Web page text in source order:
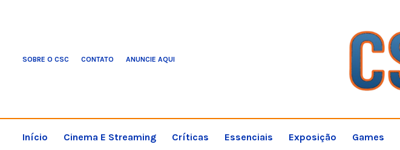
SOBRE O CSC CONTATO ANUNCIE AQUI
Início Cinema E Streaming Críticas Essenciais Exposição Games